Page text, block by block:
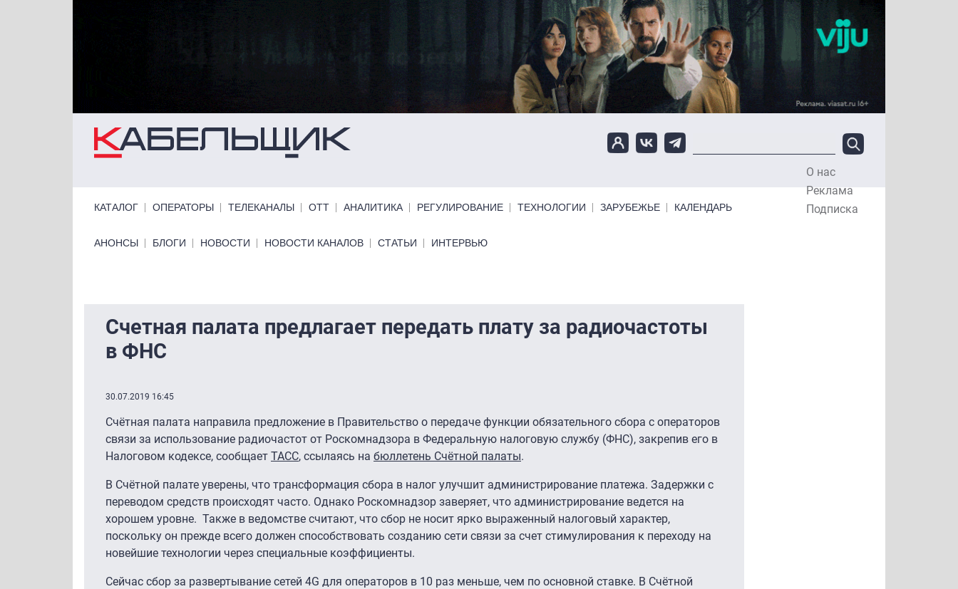
Перейти к основному содержанию
О нас
Реклама
Подписка
КАТАЛОГ ОПЕРАТОРЫ ТЕЛЕКАНАЛЫ ОТТ АНАЛИТИКА РЕГУЛИРОВАНИЕ ТЕХНОЛОГИИ ЗАРУБЕЖЬЕ КАЛЕНДАРЬ
Primary links bottom
АНОНСЫ БЛОГИ НОВОСТИ НОВОСТИ КАНАЛОВ СТАТЬИ ИНТЕРВЬЮ
Счетная палата предлагает передать плату за радиочастоты
в ФНС
30.07.2019 16:45
Счётная палата направила предложение в Правительство о передаче функции обязательного сбора с операторов
связи за использование радиочастот от Роскомнадзора в Федеральную налоговую службу (ФНС), закрепив его в
Налоговом кодексе, сообщает ТАСС, ссылаясь на бюллетень Счётной палаты.
В Счётной палате уверены, что трансформация сбора в налог улучшит администрирование платежа. Задержки с
переводом средств происходят часто. Однако Роскомнадзор заверяет, что администрирование ведется на
хорошем уровне. Также в ведомстве считают, что сбор не носит ярко выраженный налоговый характер,
поскольку он прежде всего должен способствовать созданию сети связи за счет стимулирования к переходу на
новейшие технологии через специальные коэффициенты.
Сейчас сбор за развертывание сетей 4G для операторов в 10 раз меньше, чем по основной ставке. В Счётной